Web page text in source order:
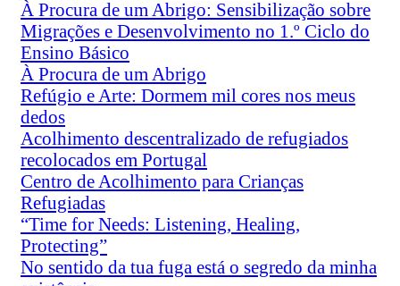
À Procura de um Abrigo: Sensibilização sobre
Migrações e Desenvolvimento no 1.º Ciclo do
Ensino Básico
À Procura de um Abrigo
Refúgio e Arte: Dormem mil cores nos meus
dedos
Acolhimento descentralizado de refugiados
recolocados em Portugal
Centro de Acolhimento para Crianças
Refugiadas
“Time for Needs: Listening, Healing,
Protecting”
No sentido da tua fuga está o segredo da minha